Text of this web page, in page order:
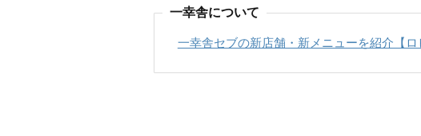
一幸舎について
一幸舎セブの新店舗・新メニューを紹介【ロ